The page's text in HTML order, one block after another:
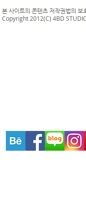
본 사이트의 콘텐츠 저작권법의 보
Copyright 2012(C) 4BD